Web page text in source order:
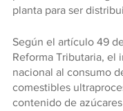
planta para ser
Según el artículo 49
Reforma Tributaria, el
nacional al consumo
comestibles
contenido de